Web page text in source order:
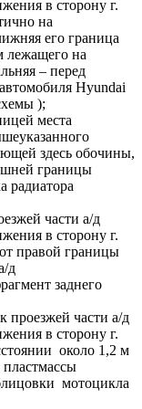
в сторону г.
на
его граница
лежащего на
– перед
Hyundai
);
места
здесь обочины,
границы
радиатора
части а/д
в сторону г.
правой границы
д
заднего
части а/д
в сторону г.
около 1,2 м
мотоцикла